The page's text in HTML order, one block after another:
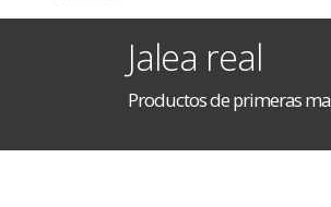
Jalea real
Productos de primeras